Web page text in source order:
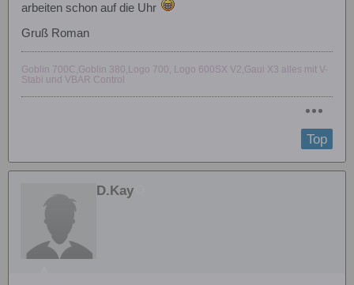
arbeiten schon auf die Uhr
Gruß Roman
Goblin 700C,Goblin 380,Logo 700, Logo 600SX V2,Gaui X3 alles mit V-
Stabi und VBAR Control
Top
D.Kay